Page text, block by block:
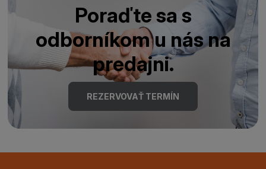
Poraďte sa s
odborníkom u nás na
predajni.
REZERVOVAŤ TERMÍN